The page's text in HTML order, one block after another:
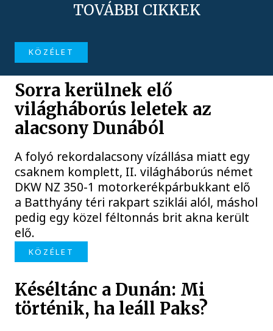
TOVÁBBI CIKKEK
KÖZÉLET
Sorra kerülnek elő
világháborús leletek az
alacsony Dunából
A folyó rekordalacsony vízállása miatt egy
csaknem komplett, II. világháborús német
DKW NZ 350-1 motorkerékpárbukkant elő
a Batthyány téri rakpart sziklái alól, máshol
pedig egy közel féltonnás brit akna került
elő.
KÖZÉLET
Késéltánc a Dunán: Mi
történik, ha leáll Paks?